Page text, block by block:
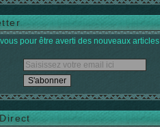
pour être averti des nouveaux articles